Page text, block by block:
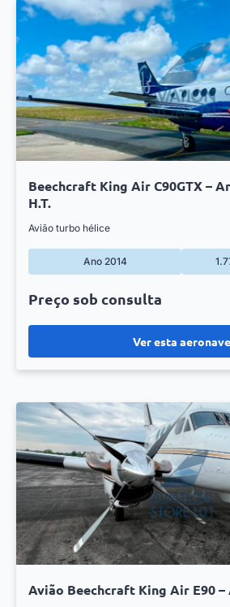
Beechcraft King Air C90GTX –
H.T.
Avião turbo hélice
Ano 2014
Ver esta aeronave
Preço sob consulta
Avião Beechcraft King Air E90 –